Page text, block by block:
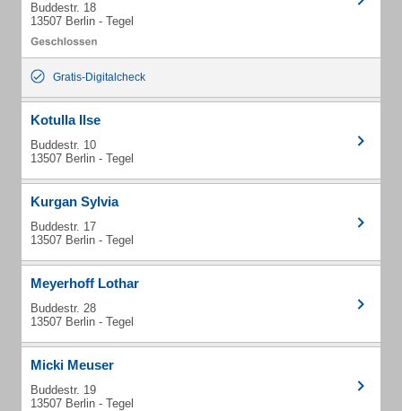
Buddestr. 18
13507 Berlin - Tegel
Gratis-Digitalcheck
Kotulla Ilse
Buddestr. 10
13507 Berlin - Tegel
Kurgan Sylvia
Buddestr. 17
13507 Berlin - Tegel
Meyerhoff Lothar
Buddestr. 28
13507 Berlin - Tegel
Micki Meuser
Buddestr. 19
13507 Berlin - Tegel